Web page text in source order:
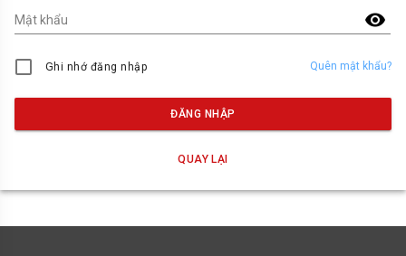
visibility
Mật khẩu
Ghi nhớ đăng nhập Quên mật khẩu?
ĐĂNG NHẬP
QUAY LẠI